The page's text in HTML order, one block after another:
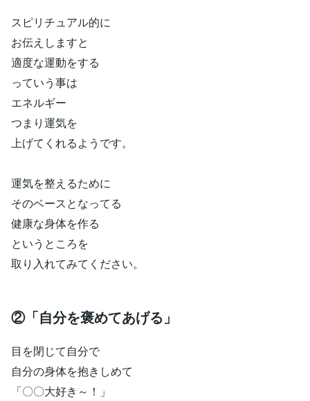
スピリチュアル的に
お伝えしますと
適度な運動をする
っていう事は
エネルギー
つまり運気を
上げてくれるようです。
運気を整えるために
そのベースとなってる
健康な身体を作る
というところを
取り入れてみてください。
②「自分を褒めてあげる」
目を閉じて自分で
自分の身体を抱きしめて
「〇〇大好き～！」